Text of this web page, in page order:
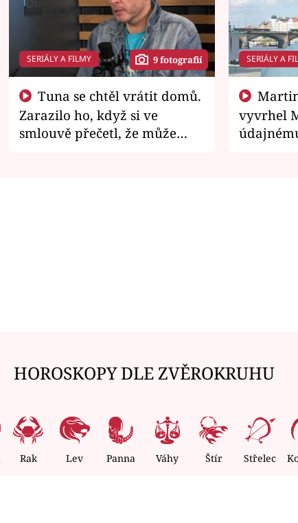
SERIÁLY A FILMY 9 fotografií
Zarazilo ho, když si ve
smlouvě přečetl, že může
SERIÁLY A
vyvrhel
HOROSKOPY DLE ZVĚROKRUHU
Rak Lev Panna Váhy Štír Střelec